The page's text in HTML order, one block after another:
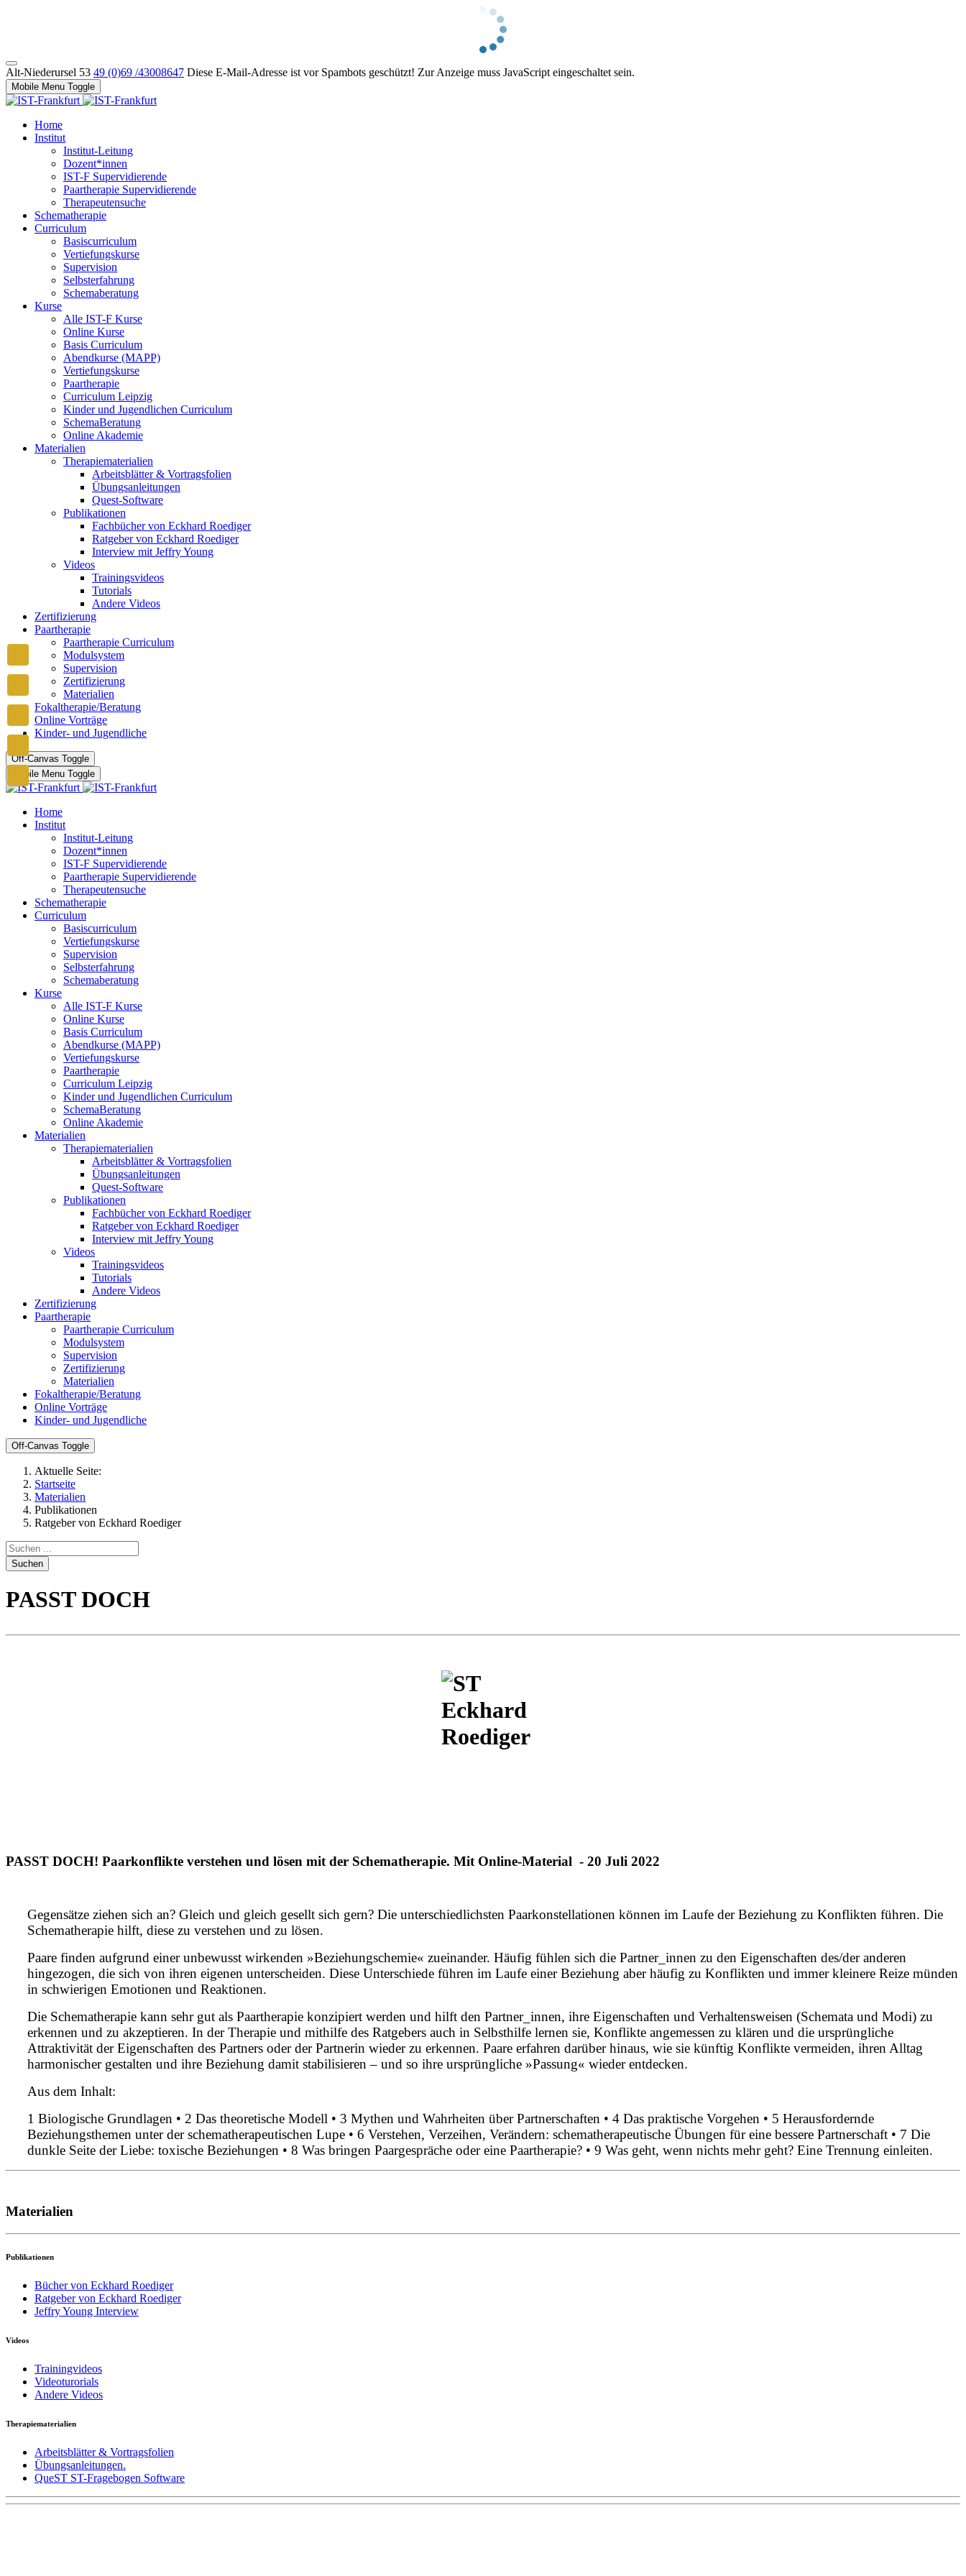
Alt-Niederursel 53 49 (0)69 /43008647 Diese E-Mail-Adresse ist vor Spambots geschützt! Zur Anzeige muss JavaScript eingeschaltet sein.
Mobile Menu Toggle
Home
Institut
Institut-Leitung
Dozent*innen
IST-F Supervidierende
Paartherapie Supervidierende
Therapeutensuche
Schematherapie
Curriculum
Basiscurriculum
Vertiefungskurse
Supervision
Selbsterfahrung
Schemaberatung
Kurse
Alle IST-F Kurse
Online Kurse
Basis Curriculum
Abendkurse (MAPP)
Vertiefungskurse
Paartherapie
Curriculum Leipzig
Kinder und Jugendlichen Curriculum
SchemaBeratung
Online Akademie
Materialien
Therapiematerialien
Arbeitsblätter & Vortragsfolien
Übungsanleitungen
Quest-Software
Publikationen
Fachbücher von Eckhard Roediger
Ratgeber von Eckhard Roediger
Interview mit Jeffry Young
Videos
Trainingsvideos
Tutorials
Andere Videos
Zertifizierung
Paartherapie
Paartherapie Curriculum
Modulsystem
Supervision
Zertifizierung
Materialien
Fokaltherapie/Beratung
Online Vorträge
Kinder- und Jugendliche
Off-Canvas Toggle
Mobile Menu Toggle
Home
Institut
Institut-Leitung
Dozent*innen
IST-F Supervidierende
Paartherapie Supervidierende
Therapeutensuche
Schematherapie
Curriculum
Basiscurriculum
Vertiefungskurse
Supervision
Selbsterfahrung
Schemaberatung
Kurse
Alle IST-F Kurse
Online Kurse
Basis Curriculum
Abendkurse (MAPP)
Vertiefungskurse
Paartherapie
Curriculum Leipzig
Kinder und Jugendlichen Curriculum
SchemaBeratung
Online Akademie
Materialien
Therapiematerialien
Arbeitsblätter & Vortragsfolien
Übungsanleitungen
Quest-Software
Publikationen
Fachbücher von Eckhard Roediger
Ratgeber von Eckhard Roediger
Interview mit Jeffry Young
Videos
Trainingsvideos
Tutorials
Andere Videos
Zertifizierung
Paartherapie
Paartherapie Curriculum
Modulsystem
Supervision
Zertifizierung
Materialien
Fokaltherapie/Beratung
Online Vorträge
Kinder- und Jugendliche
Off-Canvas Toggle
Aktuelle Seite:
Startseite
Materialien
Publikationen
Ratgeber von Eckhard Roediger
Suchen
PASST DOCH
PASST DOCH! Paarkonflikte verstehen und lösen mit der Schematherapie. Mit Online-Material - 20 Juli 2022
Gegensätze ziehen sich an? Gleich und gleich gesellt sich gern? Die unterschiedlichsten Paarkonstellationen können im Laufe der Beziehung zu Konflikten führen. Die
Schematherapie hilft, diese zu verstehen und zu lösen.
Paare finden aufgrund einer unbewusst wirkenden »Beziehungschemie« zueinander. Häufig fühlen sich die Partner_innen zu den Eigenschaften des/der anderen
hingezogen, die sich von ihren eigenen unterscheiden. Diese Unterschiede führen im Laufe einer Beziehung aber häufig zu Konflikten und immer kleinere Reize münden
in schwierigen Emotionen und Reaktionen.
Die Schematherapie kann sehr gut als Paartherapie konzipiert werden und hilft den Partner_innen, ihre Eigenschaften und Verhaltensweisen (Schemata und Modi) zu
erkennen und zu akzeptieren. In der Therapie und mithilfe des Ratgebers auch in Selbsthilfe lernen sie, Konflikte angemessen zu klären und die ursprüngliche
Attraktivität der Eigenschaften des Partners oder der Partnerin wieder zu erkennen. Paare erfahren darüber hinaus, wie sie künftig Konflikte vermeiden, ihren Alltag
harmonischer gestalten und ihre Beziehung damit stabilisieren – und so ihre ursprüngliche »Passung« wieder entdecken.
Aus dem Inhalt:
1 Biologische Grundlagen • 2 Das theoretische Modell • 3 Mythen und Wahrheiten über Partnerschaften • 4 Das praktische Vorgehen • 5 Herausfordernde
Beziehungsthemen unter der schematherapeutischen Lupe • 6 Verstehen, Verzeihen, Verändern: schematherapeutische Übungen für eine bessere Partnerschaft • 7 Die
dunkle Seite der Liebe: toxische Beziehungen • 8 Was bringen Paargespräche oder eine Paartherapie? • 9 Was geht, wenn nichts mehr geht? Eine Trennung einleiten.
Materialien
Publikationen
Bücher von Eckhard Roediger
Ratgeber von Eckhard Roediger
Jeffry Young Interview
Videos
Trainingvideos
Videoturorials
Andere Videos
Therapiematerialien
Arbeitsblätter & Vortragsfolien
Übungsanleitungen.
QueST ST-Fragebogen Software